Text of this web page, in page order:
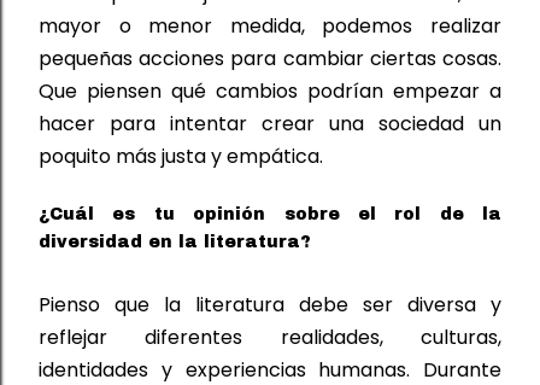
mayor o menor medida, podemos realizar
pequeñas acciones para cambiar ciertas cosas.
Que piensen qué cambios podrían empezar a
hacer para intentar crear una sociedad un
poquito más justa y empática.
¿Cuál es tu opinión sobre el rol de la
diversidad en la literatura?
Pienso que la literatura debe ser diversa y
reflejar diferentes realidades, culturas,
identidades y experiencias humanas. Durante